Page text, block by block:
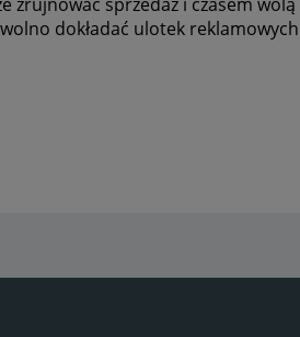
dokładać ulotek